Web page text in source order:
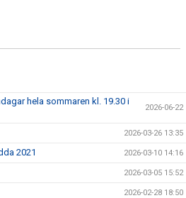
hela sommaren kl. 19.30 i
2026-06-22
2026-03-26 13:35
2021 2026-03-10 14:16
2026-03-05 15:52
2026-02-28 18:50